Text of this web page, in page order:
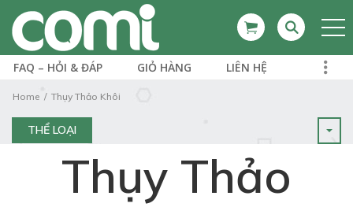
FAQ – HỎI & ĐÁP GIỎ HÀNG LIÊN HỆ
Home Thụy Thảo Khôi
THỂ LOẠI
Thụy Thảo